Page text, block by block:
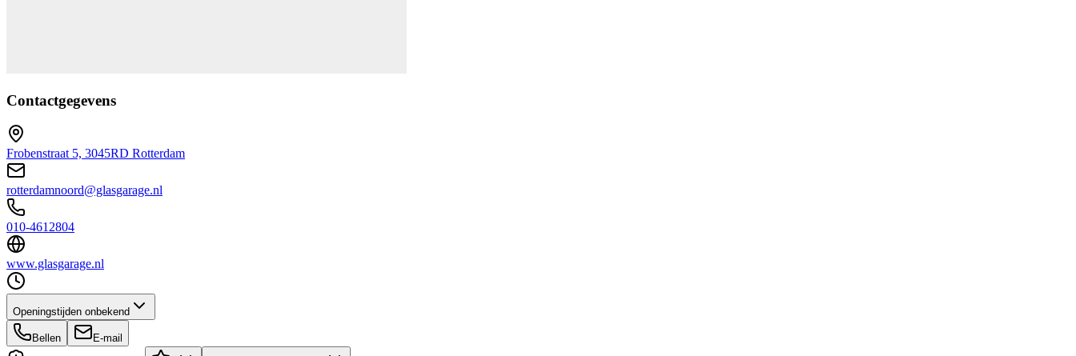
Contactgegevens
Frobenstraat 5, 3045RD Rotterdam
rotterdamnoord@glasgarage.nl
010-4612804
www.glasgarage.nl
Openingstijden onbekend
Bellen E-mail